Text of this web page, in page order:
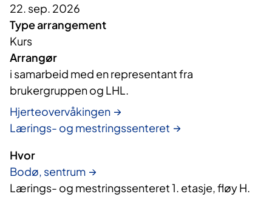
22. sep. 2026
Type arrangement
Kurs
Arrangør
i samarbeid med en representant fra
brukergruppen og LHL.
Hjerteovervåkingen
Lærings- og mestringssenteret
Hvor
Bodø, sentrum
Lærings- og mestringssenteret 1. etasje, fløy H.